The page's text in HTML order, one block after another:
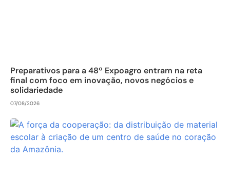
Preparativos para a 48ª Expoagro entram na reta
final com foco em inovação, novos negócios e
solidariedade
07/08/2026